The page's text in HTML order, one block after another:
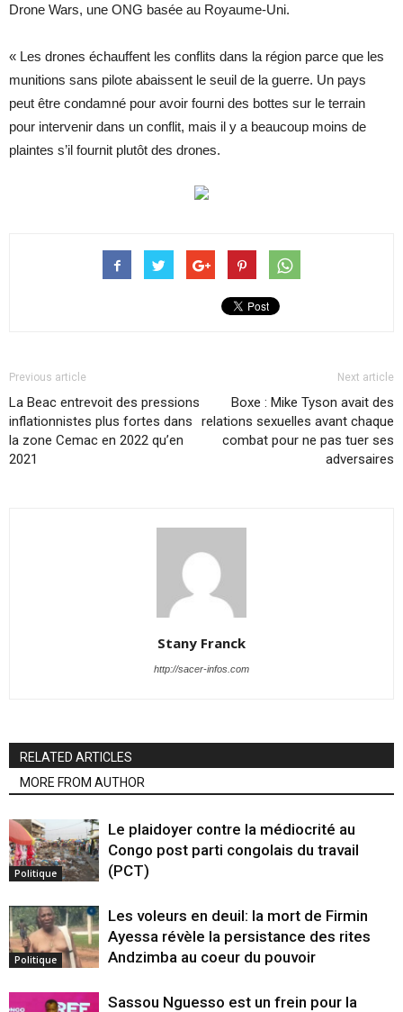
Drone Wars, une ONG basée au Royaume-Uni.
« Les drones échauffent les conflits dans la région parce que les
munitions sans pilote abaissent le seuil de la guerre. Un pays
peut être condamné pour avoir fourni des bottes sur le terrain
pour intervenir dans un conflit, mais il y a beaucoup moins de
plaintes s’il fournit plutôt des drones.
Previous article
La Beac entrevoit des pressions
inflationnistes plus fortes dans
la zone Cemac en 2022 qu’en
2021
Next article
Boxe : Mike Tyson avait des
relations sexuelles avant chaque
combat pour ne pas tuer ses
adversaires
Stany Franck
http://sacer-infos.com
RELATED ARTICLES
MORE FROM AUTHOR
Politique
Le plaidoyer contre la médiocrité au
Congo post parti congolais du travail
(PCT)
Politique
Les voleurs en deuil: la mort de Firmin
Ayessa révèle la persistance des rites
Andzimba au coeur du pouvoir
Sassou Nguesso est un frein pour la